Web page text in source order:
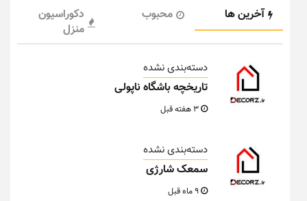
آخرین ها محبوب
دکوراسیون
منزل
دسته‌بندی نشده
تاریخچه باشگاه ناپولی
دسته‌بندی نشده
سمعک شارژی